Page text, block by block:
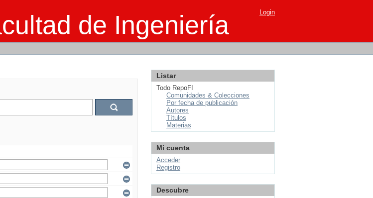
de Ingeniería Login
Listar
Todo RepoFI
Comunidades & Colecciones
Por fecha de publicación
Autores
Títulos
Materias
Mi cuenta
Acceder
Registro
Descubre